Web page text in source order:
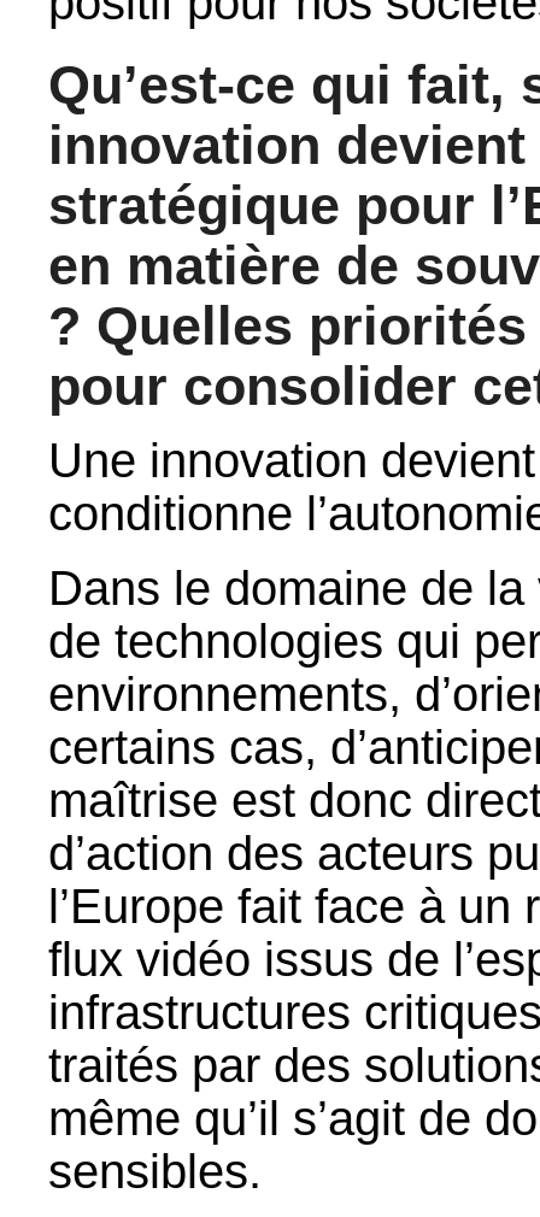
Qu’est-ce qui fait,
innovation
stratégique pour
en matière de
? Quelles
pour consolider
Une innovation
conditionne
Dans le domaine de
de technologies qui
environnements,
certains cas,
maîtrise est donc
d’action des acteurs
l’Europe fait face à
flux vidéo issus de
infrastructures
traités par des
même qu’il s’agit de
sensibles.